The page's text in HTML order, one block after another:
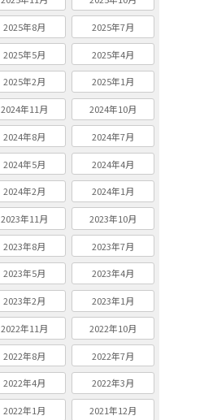
2025年8月 2025年7月
2025年5月 2025年4月
2025年2月 2025年1月
2024年11月 2024年10月
2024年8月 2024年7月
2024年5月 2024年4月
2024年2月 2024年1月
2023年11月 2023年10月
2023年8月 2023年7月
2023年5月 2023年4月
2023年2月 2023年1月
2022年11月 2022年10月
2022年8月 2022年7月
2022年4月 2022年3月
2022年1月 2021年12月